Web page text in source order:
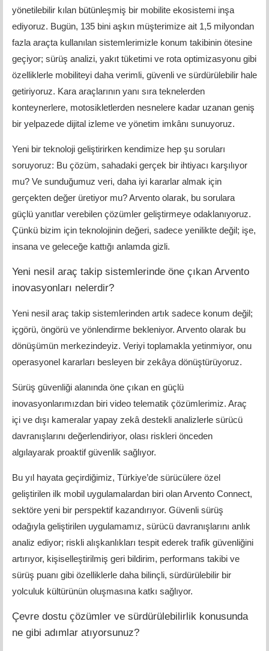
yönetilebilir kılan bütünleşmiş bir mobilite ekosistemi inşa
ediyoruz. Bugün, 135 bini aşkın müşterimize ait 1,5 milyondan
fazla araçta kullanılan sistemlerimizle konum takibinin ötesine
geçiyor; sürüş analizi, yakıt tüketimi ve rota optimizasyonu gibi
özelliklerle mobiliteyi daha verimli, güvenli ve sürdürülebilir hale
getiriyoruz. Kara araçlarının yanı sıra teknelerden
konteynerlere, motosikletlerden nesnelere kadar uzanan geniş
bir yelpazede dijital izleme ve yönetim imkânı sunuyoruz.
Yeni bir teknoloji geliştirirken kendimize hep şu soruları
soruyoruz: Bu çözüm, sahadaki gerçek bir ihtiyacı karşılıyor
mu? Ve sunduğumuz veri, daha iyi kararlar almak için
gerçekten değer üretiyor mu? Arvento olarak, bu sorulara
güçlü yanıtlar verebilen çözümler geliştirmeye odaklanıyoruz.
Çünkü bizim için teknolojinin değeri, sadece yenilikte değil; işe,
insana ve geleceğe kattığı anlamda gizli.
Yeni nesil araç takip sistemlerinde öne çıkan Arvento
inovasyonları nelerdir?
Yeni nesil araç takip sistemlerinden artık sadece konum değil;
içgörü, öngörü ve yönlendirme bekleniyor. Arvento olarak bu
dönüşümün merkezindeyiz. Veriyi toplamakla yetinmiyor, onu
operasyonel kararları besleyen bir zekâya dönüştürüyoruz.
Sürüş güvenliği alanında öne çıkan en güçlü
inovasyonlarımızdan biri video telematik çözümlerimiz. Araç
içi ve dışı kameralar yapay zekâ destekli analizlerle sürücü
davranışlarını değerlendiriyor, olası riskleri önceden
algılayarak proaktif güvenlik sağlıyor.
Bu yıl hayata geçirdiğimiz, Türkiye’de sürücülere özel
geliştirilen ilk mobil uygulamalardan biri olan Arvento Connect,
sektöre yeni bir perspektif kazandırıyor. Güvenli sürüş
odağıyla geliştirilen uygulamamız, sürücü davranışlarını anlık
analiz ediyor; riskli alışkanlıkları tespit ederek trafik güvenliğini
artırıyor, kişiselleştirilmiş geri bildirim, performans takibi ve
sürüş puanı gibi özelliklerle daha bilinçli, sürdürülebilir bir
yolculuk kültürünün oluşmasına katkı sağlıyor.
Çevre dostu çözümler ve sürdürülebilirlik konusunda
ne gibi adımlar atıyorsunuz?